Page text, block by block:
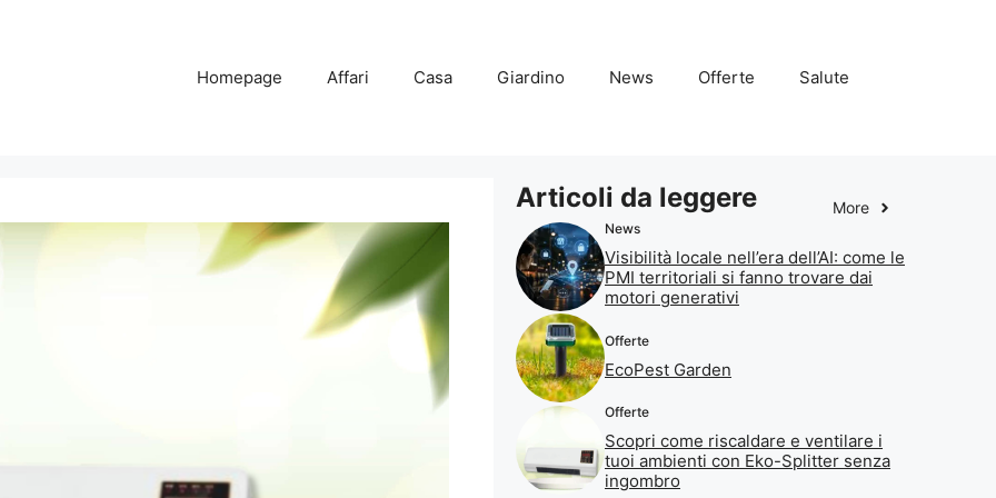
Homepage Affari Casa Giardino News Offerte Salute
Articoli da leggere More
News
Visibilità locale nell’era dell’AI: come le
PMI territoriali si fanno trovare dai
motori generativi
Offerte
EcoPest Garden
Offerte
Scopri come riscaldare e ventilare i
tuoi ambienti con Eko-Splitter senza
ingombro